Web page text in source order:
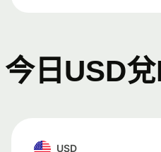
今日USD
USD